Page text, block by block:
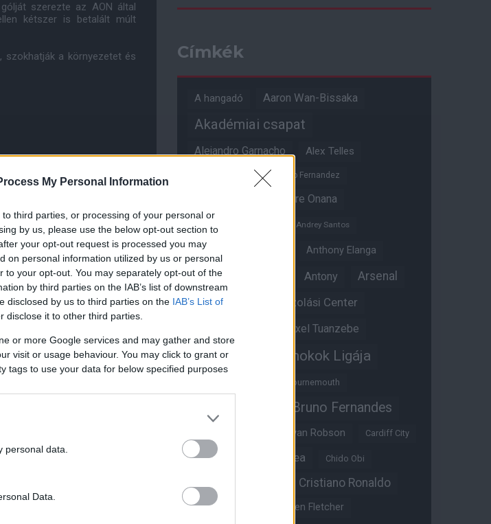
My Personal Information
third parties, or processing of your personal or
by us, please use the below opt-out section to
your opt-out request is processed you may
on personal information utilized by us or personal
to your opt-out. You may separately opt-out of the
by third parties on the IAB’s list of downstream
disclosed by us to third parties on the IAB’s List of
disclose it to other third parties.
or more Google services and may gather and store
visit or usage behaviour. You may click to grant or
tags to use your data for below specified purposes
personal data.
Data.
szerezte az AON által
kétszer is betalált múlt
szokhatják a környezetet és
Címkék
A hangadó Aaron Wan-Bissaka
Akadémiai csapat
Alejandro Garnacho Alex Telles
Alvaro Fernandez
Andre Onana
Andreas Pereira
Andrey Santos
Angol válogatott Anthony Elanga
Anthony Martial Antony Arsenal
Aston Villa Átigazolási Center
Axel Tuanzebe
Ayden Heaven Bajnokok Ligája
Bournemouth
Bruno Fernandes
Bryan Robson Cardiff City
Casemiro Chelsea Chido Obi
Cristiano Ronaldo
Crystal Palace Darren Fletcher